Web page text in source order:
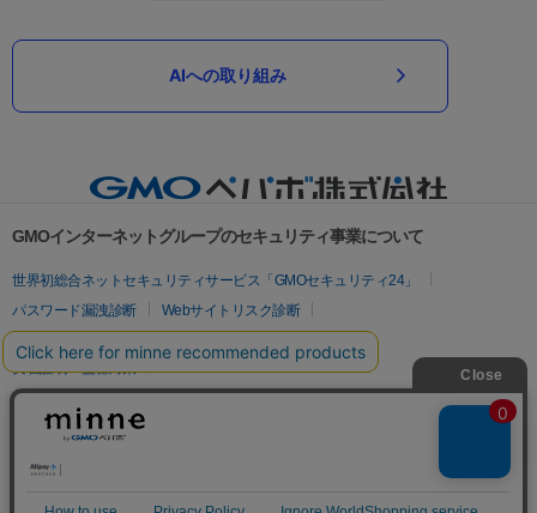
AIへの取り組み
GMOインターネットグループのセキュリティ事業について
世界初総合ネットセキュリティサービス「GMOセキュリティ24」
パスワード漏洩診断
Webサイトリスク診断
セキュリティ相談AIチャットボット
実在証明・盗聴対策
サイバー攻撃対策（GMOサイバーセキュリティ byイエラエ）
サイバー攻撃対策（GMO Flatt Security）